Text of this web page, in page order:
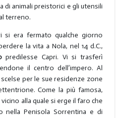
di animali preistorici e gli utensili
terreno.
si era fermato qualche giorno
la vita a Nola, nel 14 d.C.,
predilesse Capri. Vi si trasferì
il centro dell’impero. Al
per le sue residenze zone
Come la più famosa,
alla quale si erge il faro che
nella Penisola Sorrentina e di